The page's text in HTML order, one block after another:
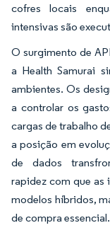
cofres locais
intensivas são
O surgimento de
a Health Samurai
ambientes. Os
a controlar os
cargas de trabalho
a posição em
de dados
rapidez com que as
modelos híbridos,
de compra essencial.